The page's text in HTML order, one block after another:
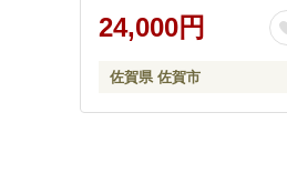
鍋：B240-021
24,000円
佐賀県 佐賀市